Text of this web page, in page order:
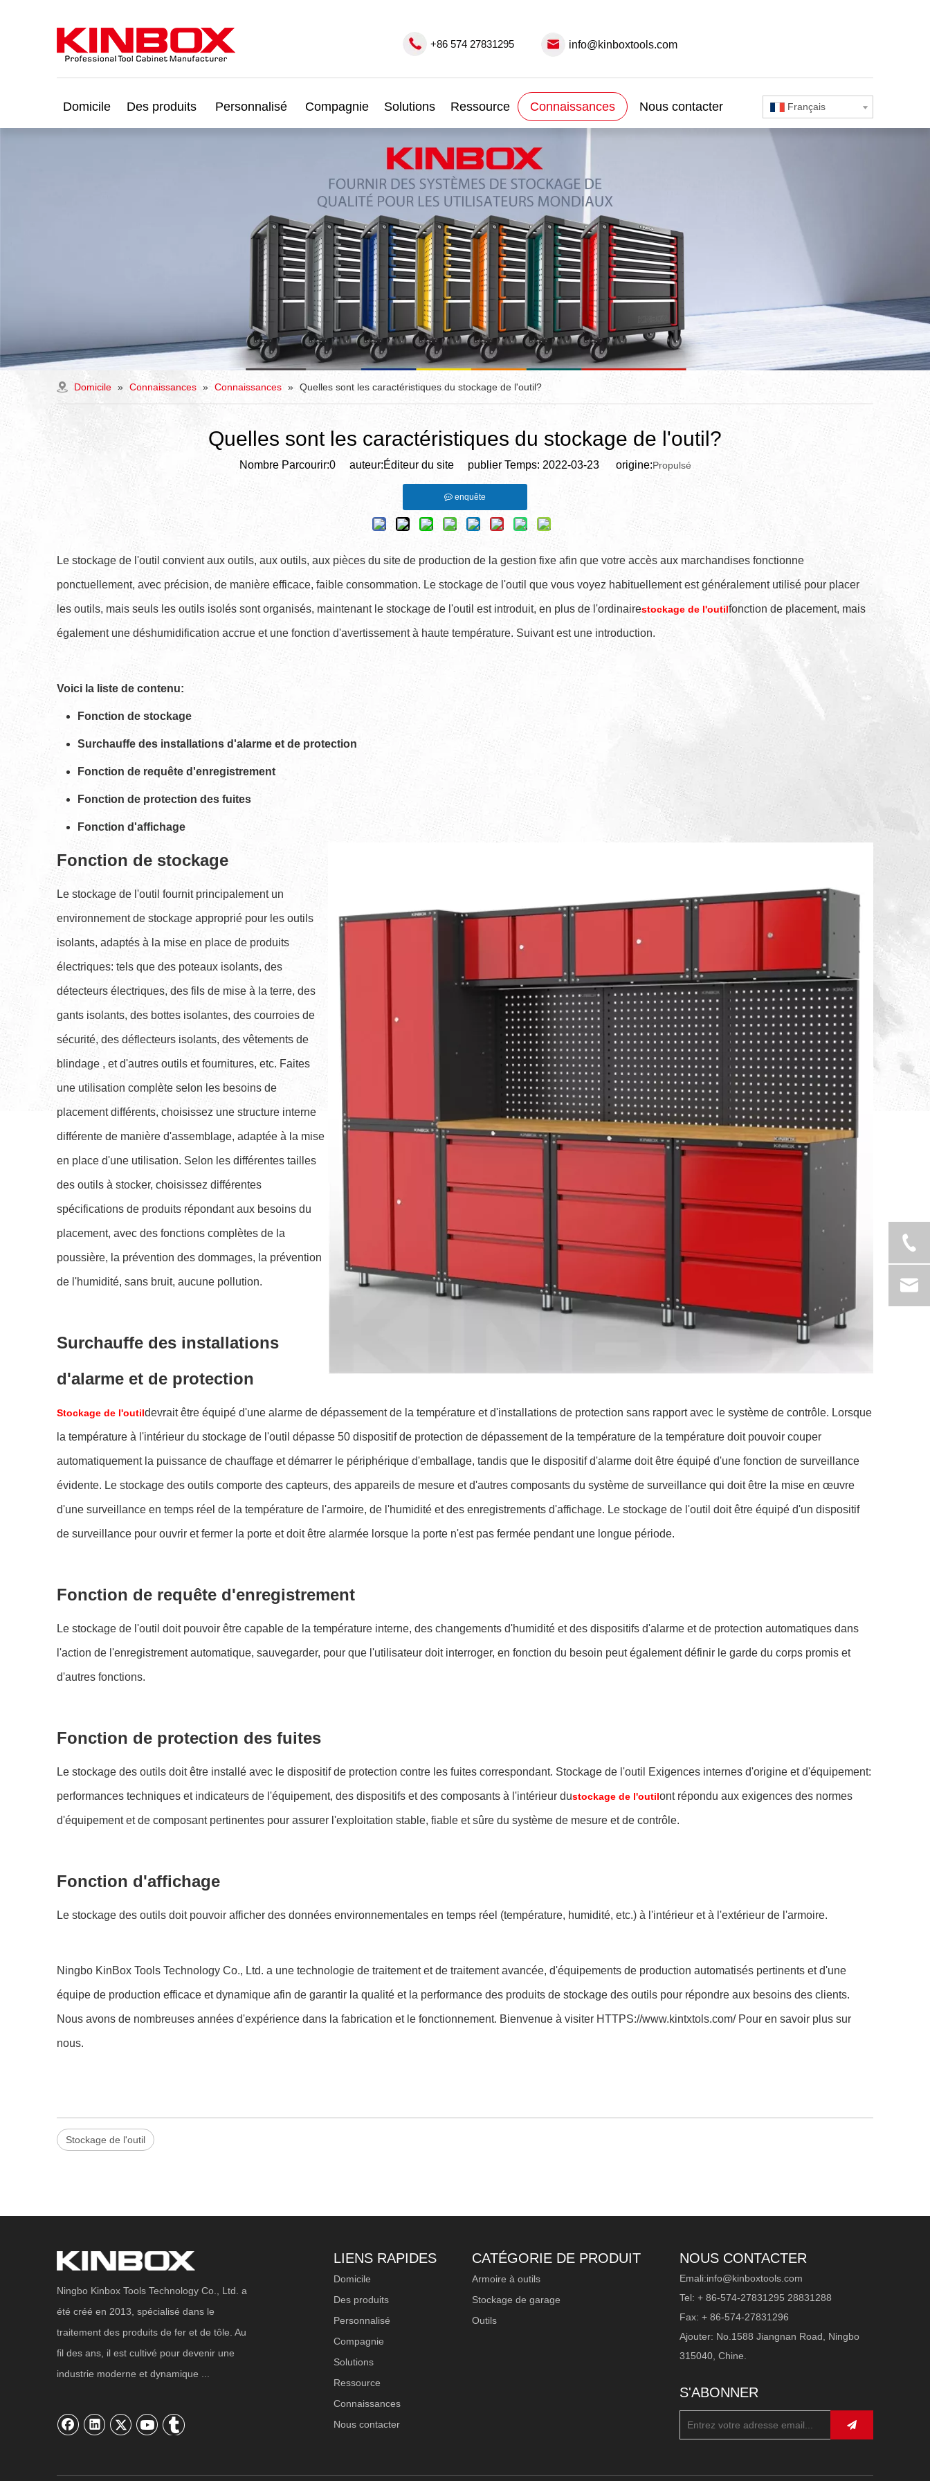
+86 574 27831295 info@kinboxtools.com
Domicile Des produits Personnalisé Compagnie Solutions Ressource Connaissances Nous contacter Français
Domicile » Connaissances » Connaissances » Quelles sont les caractéristiques du stockage de l'outil?
Quelles sont les caractéristiques du stockage de l'outil?
Nombre Parcourir:0auteur:Éditeur du site publier Temps: 2022-03-23 origine:Propulsé
enquête
Le stockage de l'outil convient aux outils, aux outils, aux pièces du site de production de la gestion fixe afin que votre accès aux marchandises fonctionne
ponctuellement, avec précision, de manière efficace, faible consommation. Le stockage de l'outil que vous voyez habituellement est généralement utilisé pour placer
les outils, mais seuls les outils isolés sont organisés, maintenant le stockage de l'outil est introduit, en plus de l'ordinairestockage de l'outilfonction de placement, mais
également une déshumidification accrue et une fonction d'avertissement à haute température. Suivant est une introduction.
Voici la liste de contenu:
Fonction de stockage
Surchauffe des installations d'alarme et de protection
Fonction de requête d'enregistrement
Fonction de protection des fuites
Fonction d'affichage
Fonction de stockage
Le stockage de l'outil fournit principalement un
environnement de stockage approprié pour les outils
isolants, adaptés à la mise en place de produits
électriques: tels que des poteaux isolants, des
détecteurs électriques, des fils de mise à la terre, des
gants isolants, des bottes isolantes, des courroies de
sécurité, des déflecteurs isolants, des vêtements de
blindage , et d'autres outils et fournitures, etc. Faites
une utilisation complète selon les besoins de
placement différents, choisissez une structure interne
différente de manière d'assemblage, adaptée à la mise
en place d'une utilisation. Selon les différentes tailles
des outils à stocker, choisissez différentes
spécifications de produits répondant aux besoins du
placement, avec des fonctions complètes de la
poussière, la prévention des dommages, la prévention
de l'humidité, sans bruit, aucune pollution.
Surchauffe des installations
d'alarme et de protection
Stockage de l'outildevrait être équipé d'une alarme de dépassement de la température et d'installations de protection sans rapport avec le système de contrôle. Lorsque
la température à l'intérieur du stockage de l'outil dépasse 50 dispositif de protection de dépassement de la température de la température doit pouvoir couper
automatiquement la puissance de chauffage et démarrer le périphérique d'emballage, tandis que le dispositif d'alarme doit être équipé d'une fonction de surveillance
évidente. Le stockage des outils comporte des capteurs, des appareils de mesure et d'autres composants du système de surveillance qui doit être la mise en œuvre
d'une surveillance en temps réel de la température de l'armoire, de l'humidité et des enregistrements d'affichage. Le stockage de l'outil doit être équipé d'un dispositif
de surveillance pour ouvrir et fermer la porte et doit être alarmée lorsque la porte n'est pas fermée pendant une longue période.
Fonction de requête d'enregistrement
Le stockage de l'outil doit pouvoir être capable de la température interne, des changements d'humidité et des dispositifs d'alarme et de protection automatiques dans
l'action de l'enregistrement automatique, sauvegarder, pour que l'utilisateur doit interroger, en fonction du besoin peut également définir le garde du corps promis et
d'autres fonctions.
Fonction de protection des fuites
Le stockage des outils doit être installé avec le dispositif de protection contre les fuites correspondant. Stockage de l'outil Exigences internes d'origine et d'équipement:
performances techniques et indicateurs de l'équipement, des dispositifs et des composants à l'intérieur dustockage de l'outilont répondu aux exigences des normes
d'équipement et de composant pertinentes pour assurer l'exploitation stable, fiable et sûre du système de mesure et de contrôle.
Fonction d'affichage
Le stockage des outils doit pouvoir afficher des données environnementales en temps réel (température, humidité, etc.) à l'intérieur et à l'extérieur de l'armoire.
Ningbo KinBox Tools Technology Co., Ltd. a une technologie de traitement et de traitement avancée, d'équipements de production automatisés pertinents et d'une
équipe de production efficace et dynamique afin de garantir la qualité et la performance des produits de stockage des outils pour répondre aux besoins des clients.
Nous avons de nombreuses années d'expérience dans la fabrication et le fonctionnement. Bienvenue à visiter HTTPS://www.kintxtols.com/ Pour en savoir plus sur
nous.
Stockage de l'outil
Ningbo Kinbox Tools Technology Co., Ltd. a
été créé en 2013, spécialisé dans le
traitement des produits de fer et de tôle. Au
fil des ans, il est cultivé pour devenir une
industrie moderne et dynamique ...
LIENS RAPIDES
Domicile
Des produits
Personnalisé
Compagnie
Solutions
Ressource
Connaissances
Nous contacter
CATÉGORIE DE PRODUIT
Armoire à outils
Stockage de garage
Outils
NOUS CONTACTER
Emali:info@kinboxtools.com
Tel: + 86-574-27831295 28831288
Fax: + 86-574-27831296
Ajouter: No.1588 Jiangnan Road, Ningbo
315040, Chine.
S'ABONNER